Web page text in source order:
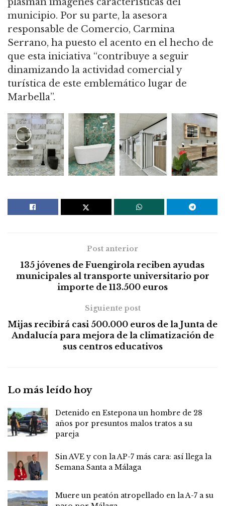
municipio. Por su parte, la asesora
responsable de Comercio, Carmina
Serrano, ha puesto el acento en el hecho de
que esta iniciativa “contribuye a seguir
dinamizando la actividad comercial y
turística de este emblemático lugar de
Marbella”.
Post anterior
135 jóvenes de Fuengirola reciben ayudas
municipales al transporte universitario por
importe de 113.500 euros
Siguiente post
Mijas recibirá casi 500.000 euros de la Junta de
Andalucía para mejora de la climatización de
sus centros educativos
Lo más leído hoy
Detenido en Estepona un hombre de 28
años por presuntos malos tratos a su
pareja
Sin AVE y con la AP-7 más cara: así llega la
Semana Santa a Málaga
Muere un peatón atropellado en la A-7 a su